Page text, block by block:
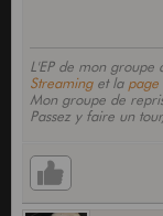
L'EP de mon groupe
Streaminget la page
Mon groupe de
Passez y faire un